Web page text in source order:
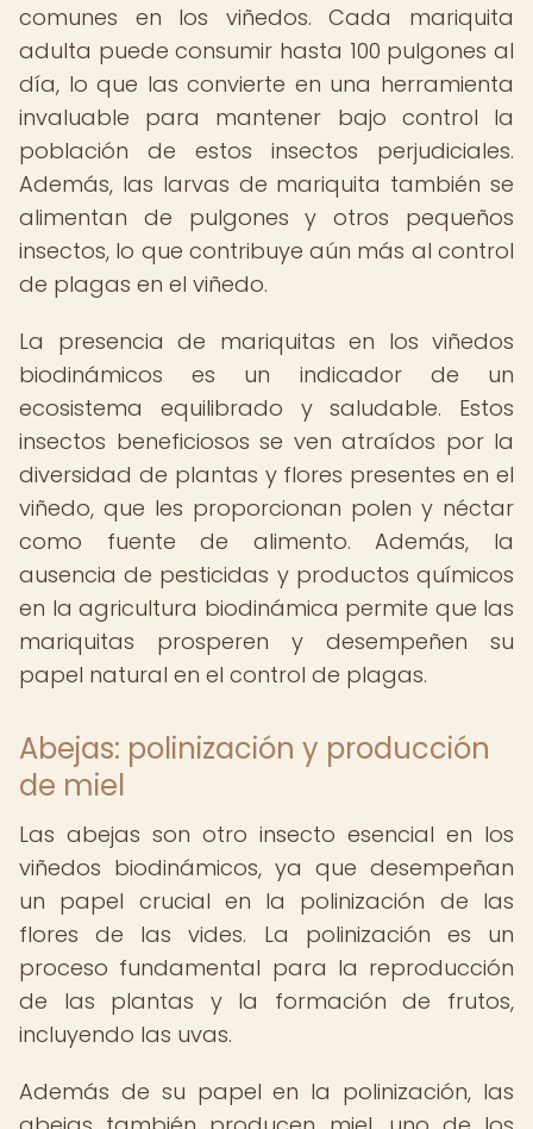
comunes en los viñedos. Cada mariquita
adulta puede consumir hasta 100 pulgones al
día, lo que las convierte en una herramienta
invaluable para mantener bajo control la
población de estos insectos perjudiciales.
Además, las larvas de mariquita también se
alimentan de pulgones y otros pequeños
insectos, lo que contribuye aún más al control
de plagas en el viñedo.
La presencia de mariquitas en los viñedos
biodinámicos es un indicador de un
ecosistema equilibrado y saludable. Estos
insectos beneficiosos se ven atraídos por la
diversidad de plantas y flores presentes en el
viñedo, que les proporcionan polen y néctar
como fuente de alimento. Además, la
ausencia de pesticidas y productos químicos
en la agricultura biodinámica permite que las
mariquitas prosperen y desempeñen su
papel natural en el control de plagas.
Abejas: polinización y producción
de miel
Las abejas son otro insecto esencial en los
viñedos biodinámicos, ya que desempeñan
un papel crucial en la polinización de las
flores de las vides. La polinización es un
proceso fundamental para la reproducción
de las plantas y la formación de frutos,
incluyendo las uvas.
Además de su papel en la polinización, las